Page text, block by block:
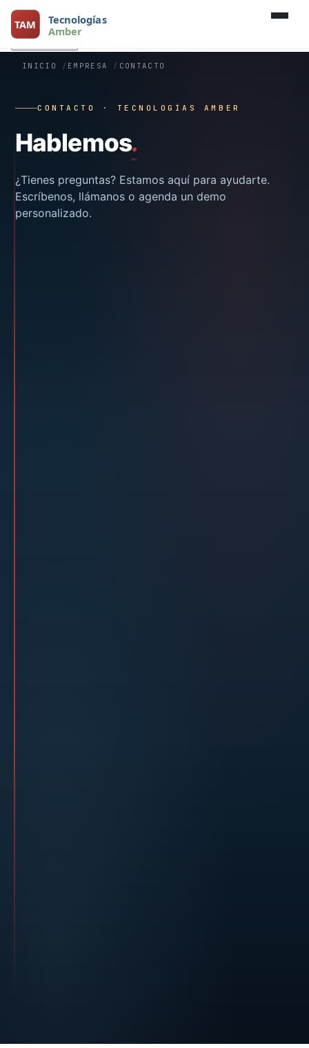
Ya eres cliente?
iPhone
Android Web
INICIO EMPRESA CONTACTO
CONTACTO · TECNOLOGÍAS AMBER
Hablemos.
¿Tienes preguntas? Estamos aquí para ayudarte.
Escríbenos, llámanos o agenda un demo
personalizado.